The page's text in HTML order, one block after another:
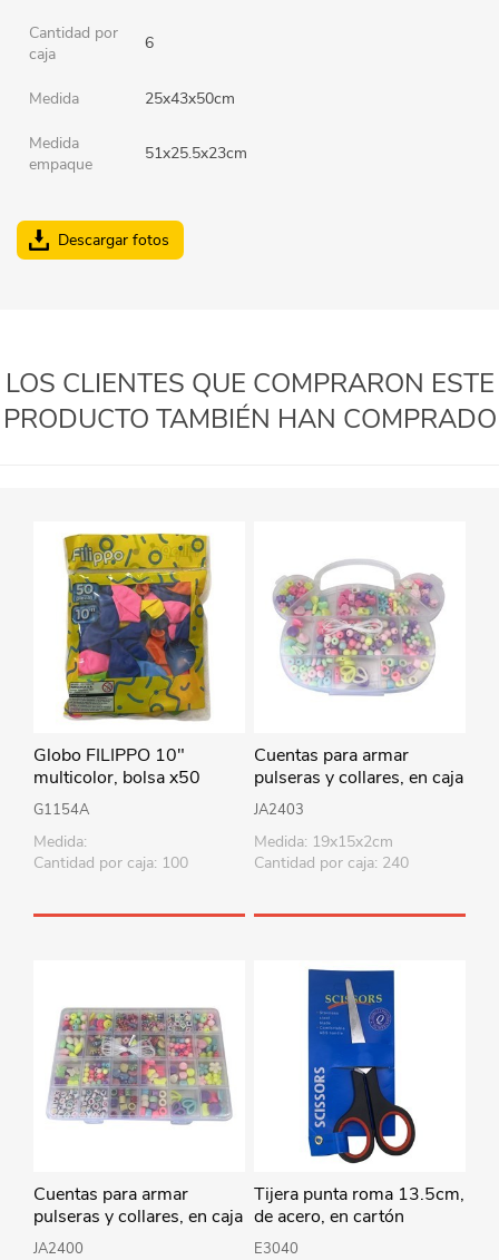
Cantidad por
caja
6
Medida 25x43x50cm
Medida
empaque
51x25.5x23cm
Descargar fotos
LOS CLIENTES QUE COMPRARON ESTE
PRODUCTO TAMBIÉN HAN COMPRADO
Globo FILIPPO 10"
multicolor, bolsa x50
G1154A
Medida:
Cantidad por caja: 100
Cuentas para armar
pulseras y collares, en caja
de plástico
JA2403
Medida: 19x15x2cm
Cantidad por caja: 240
Cuentas para armar
pulseras y collares, en caja
de plástico
JA2400
Tijera punta roma 13.5cm,
de acero, en cartón
E3040